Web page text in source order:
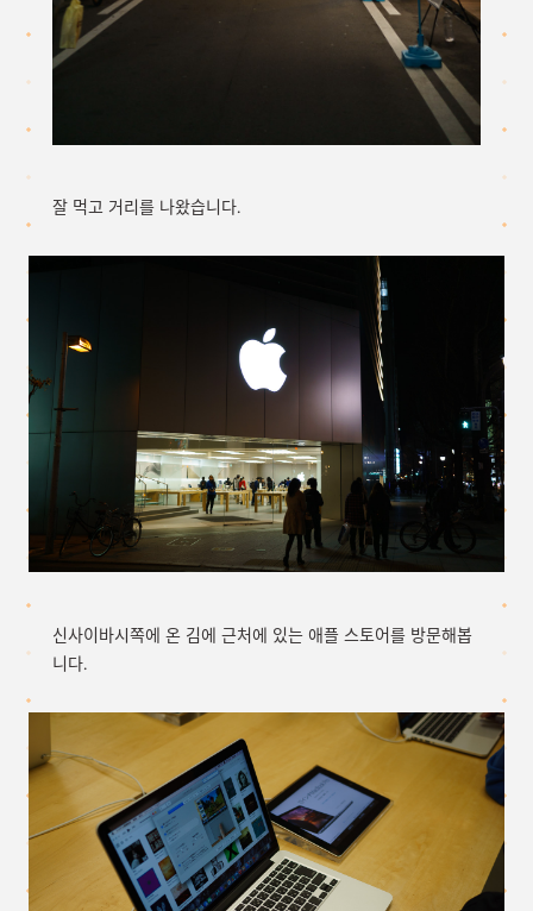
잘 먹고 거리를 나왔습니다.
신사이바시쪽에 온 김에 근처에 있는 애플 스토어를 방문해봅
니다.